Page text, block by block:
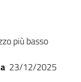
più basso
23/12/2025